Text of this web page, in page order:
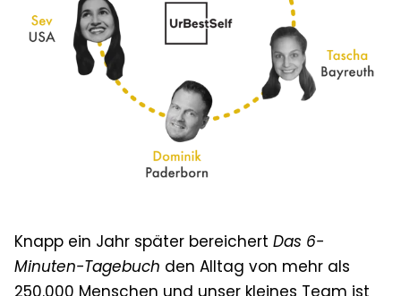
Knapp ein Jahr später bereichert Das 6-
Minuten-Tagebuch den Alltag von mehr als
250.000 Menschen und unser kleines Team ist